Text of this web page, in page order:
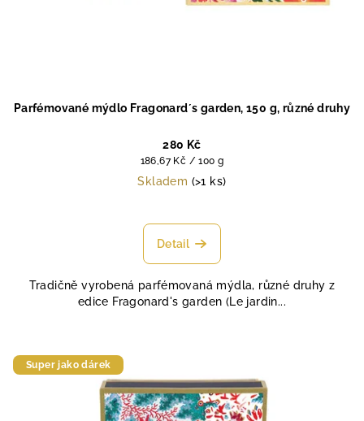
Parfémované mýdlo Fragonard´s garden, 150 g, různé druhy
280 Kč
Měrná
cena:
186,67 Kč / 100 g
Skladem (>1 ks)
hodnocení
produktu
z
5
Detail
Tradičně vyrobená parfémovaná mýdla, různé druhy z
edice Fragonard's garden (Le jardin...
Super jako dárek